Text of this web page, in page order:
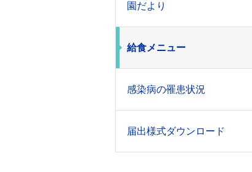
園だより
給食メニュー
感染病の罹患状況
届出様式ダウンロード